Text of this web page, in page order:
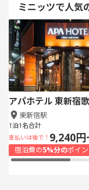
ミニッツで人気
アパホテル 東新宿
東新宿駅
1泊1名合計
支払いは後で！ 9,240円
宿泊費の5%分のポイ